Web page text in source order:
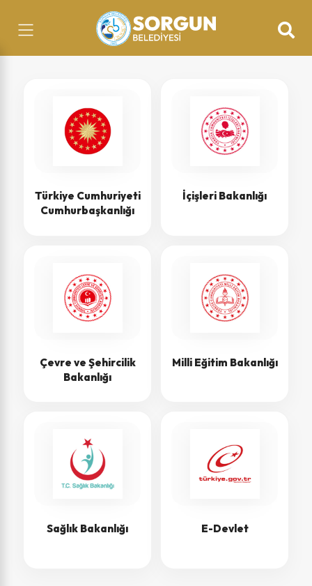
Türkiye Cumhuriyeti
Cumhurbaşkanlığı
İçişleri Bakanlığı
Çevre ve Şehircilik
Bakanlığı
Milli Eğitim Bakanlığı
Sağlık Bakanlığı E-Devlet